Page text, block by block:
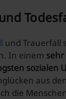
und Trauerfall
In einem
sozialen
aus
die